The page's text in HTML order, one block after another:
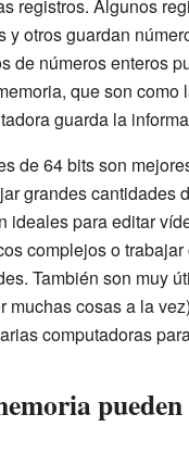
registros. Algunos
y otros guardan
de números enteros
que son como
guarda la
de 64 bits son
grandes cantidades
ideales para editar
complejos o trabajar
También son muy
muchas cosas a la
computadoras